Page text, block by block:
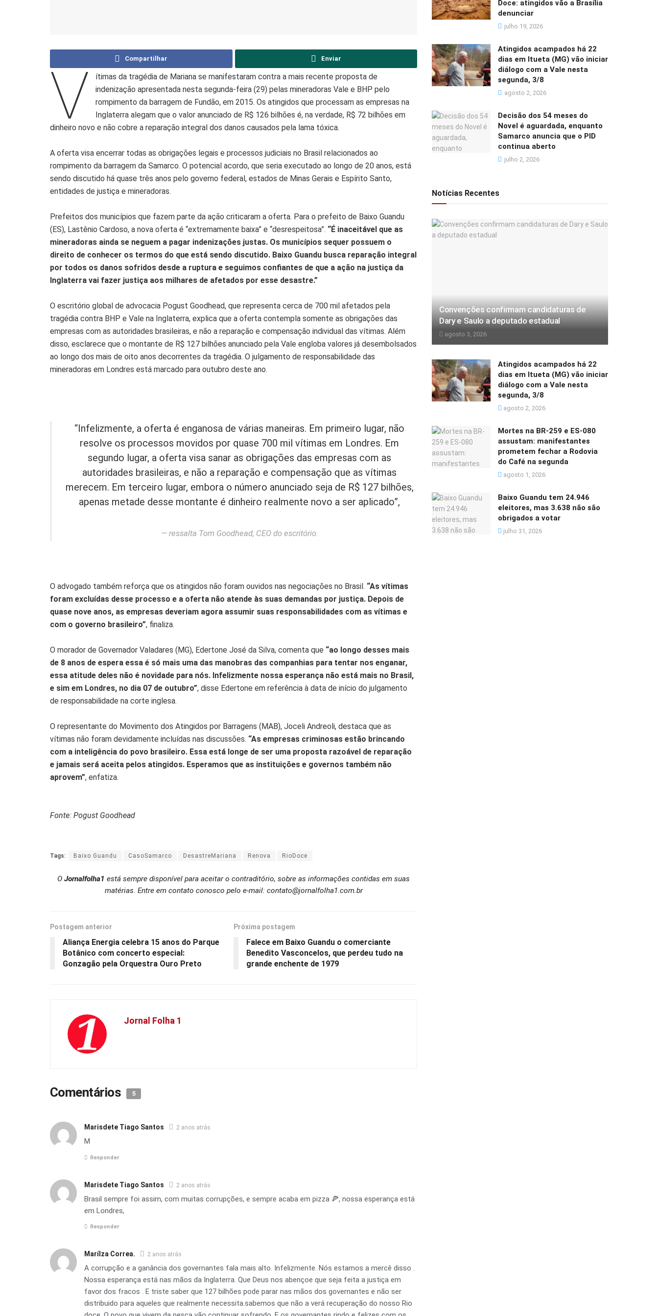
Compartilhar Enviar
V
ítimas da tragédia de Mariana se manifestaram contra a mais recente proposta de
indenização apresentada nesta segunda-feira (29) pelas mineradoras Vale e BHP pelo
rompimento da barragem de Fundão, em 2015. Os atingidos que processam as empresas na
Inglaterra alegam que o valor anunciado de R$ 126 bilhões é, na verdade, R$ 72 bilhões em
dinheiro novo e não cobre a reparação integral dos danos causados pela lama tóxica.
A oferta visa encerrar todas as obrigações legais e processos judiciais no Brasil relacionados ao
rompimento da barragem da Samarco. O potencial acordo, que seria executado ao longo de 20 anos, está
sendo discutido há quase três anos pelo governo federal, estados de Minas Gerais e Espírito Santo,
entidades de justiça e mineradoras.
Prefeitos dos municípios que fazem parte da ação criticaram a oferta. Para o prefeito de Baixo Guandu
(ES), Lastênio Cardoso, a nova oferta é “extremamente baixa” e “desrespeitosa”. “É inaceitável que as
mineradoras ainda se neguem a pagar indenizações justas. Os municípios sequer possuem o
direito de conhecer os termos do que está sendo discutido. Baixo Guandu busca reparação integral
por todos os danos sofridos desde a ruptura e seguimos confiantes de que a ação na justiça da
Inglaterra vai fazer justiça aos milhares de afetados por esse desastre.”
O escritório global de advocacia Pogust Goodhead, que representa cerca de 700 mil afetados pela
tragédia contra BHP e Vale na Inglaterra, explica que a oferta contempla somente as obrigações das
empresas com as autoridades brasileiras, e não a reparação e compensação individual das vítimas. Além
disso, esclarece que o montante de R$ 127 bilhões anunciado pela Vale engloba valores já desembolsados
ao longo dos mais de oito anos decorrentes da tragédia. O julgamento de responsabilidade das
mineradoras em Londres está marcado para outubro deste ano.
“Infelizmente, a oferta é enganosa de várias maneiras. Em primeiro lugar, não
resolve os processos movidos por quase 700 mil vítimas em Londres. Em
segundo lugar, a oferta visa sanar as obrigações das empresas com as
autoridades brasileiras, e não a reparação e compensação que as vítimas
merecem. Em terceiro lugar, embora o número anunciado seja de R$ 127 bilhões,
apenas metade desse montante é dinheiro realmente novo a ser aplicado”,
ressalta Tom Goodhead, CEO do escritório.
O advogado também reforça que os atingidos não foram ouvidos nas negociações no Brasil. “As vítimas
foram excluídas desse processo e a oferta não atende às suas demandas por justiça. Depois de
quase nove anos, as empresas deveriam agora assumir suas responsabilidades com as vítimas e
com o governo brasileiro”, finaliza.
O morador de Governador Valadares (MG), Edertone José da Silva, comenta que “ao longo desses mais
de 8 anos de espera essa é só mais uma das manobras das companhias para tentar nos enganar,
essa atitude deles não é novidade para nós. Infelizmente nossa esperança não está mais no Brasil,
e sim em Londres, no dia 07 de outubro”, disse Edertone em referência à data de início do julgamento
de responsabilidade na corte inglesa.
O representante do Movimento dos Atingidos por Barragens (MAB), Joceli Andreoli, destaca que as
vítimas não foram devidamente incluídas nas discussões. “As empresas criminosas estão brincando
com a inteligência do povo brasileiro. Essa está longe de ser uma proposta razoável de reparação
e jamais será aceita pelos atingidos. Esperamos que as instituições e governos também não
aprovem”, enfatiza.
Fonte: Pogust Goodhead
Tags: Baixo Guandu CasoSamarco DesastreMariana Renova RioDoce
O Jornalfolha1 está sempre disponível para aceitar o contraditório, sobre as informações contidas em suas
matérias. Entre em contato conosco pelo e-mail: contato@jornalfolha1.com.br
Postagem anterior
Aliança Energia celebra 15 anos do Parque
Botânico com concerto especial:
Gonzagão pela Orquestra Ouro Preto
Próxima postagem
Falece em Baixo Guandu o comerciante
Benedito Vasconcelos, que perdeu tudo na
grande enchente de 1979
Jornal Folha 1
Comentários 5
Marisdete Tiago Santos 2 anos atrás
M
Responder
Marisdete Tiago Santos 2 anos atrás
Brasil sempre foi assim, com muitas corrupções, e sempre acaba em pizza 🍕, nossa esperança está
em Londres,
Responder
Marílza Correa. 2 anos atrás
A corrupção e a ganância dos governantes fala mais alto. Infelizmente. Nós estamos a mercê disso .
Nossa esperança está nas mãos da Inglaterra. Que Deus nos abençoe que seja feita a justiça em
favor dos fracos . E triste saber que 127 bilhões pode parar nas mãos dos governantes e não ser
distribuido para aqueles que realmente necessita.sabemos que não a verá recuperação do nosso Rio
Doce: atingidos vão a Brasília
denunciar
julho 19, 2026
Atingidos acampados há 22
dias em Itueta (MG) vão iniciar
diálogo com a Vale nesta
segunda, 3/8
agosto 2, 2026
Decisão dos 54 meses do
Novel é aguardada, enquanto
Samarco anuncia que o PID
continua aberto
julho 2, 2026
Notícias Recentes
Convenções confirmam candidaturas de
Dary e Saulo a deputado estadual
agosto 3, 2026
Atingidos acampados há 22
dias em Itueta (MG) vão iniciar
diálogo com a Vale nesta
segunda, 3/8
agosto 2, 2026
Mortes na BR-259 e ES-080
assustam: manifestantes
prometem fechar a Rodovia
do Café na segunda
agosto 1, 2026
Baixo Guandu tem 24.946
eleitores, mas 3.638 não são
obrigados a votar
julho 31, 2026